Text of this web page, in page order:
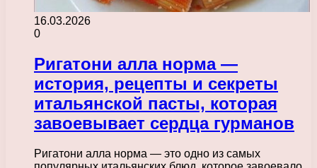
16.03.2026
0
Ригатони алла норма —
история, рецепты и секреты
итальянской пасты, которая
завоевывает сердца гурманов
Ригатони алла норма — это одно из самых